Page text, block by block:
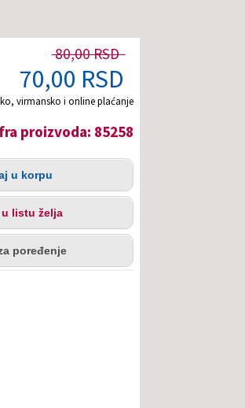
80,00 RSD
70,00 RSD
virmansko i online plaćanje
proizvoda: 85258
u korpu
u listu želja
poređenje